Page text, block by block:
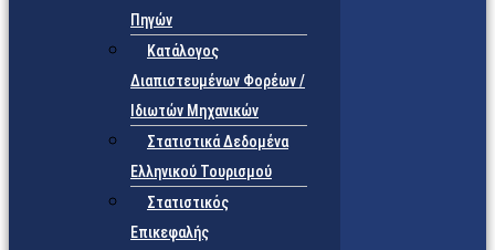
Πηγών
Κατάλογος
Διαπιστευμένων Φορέων /
Ιδιωτών Μηχανικών
Στατιστικά Δεδομένα
Ελληνικού Τουρισμού
Στατιστικός
Επικεφαλής